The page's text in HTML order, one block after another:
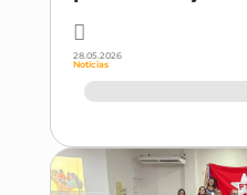
28.05.2026
Notícias